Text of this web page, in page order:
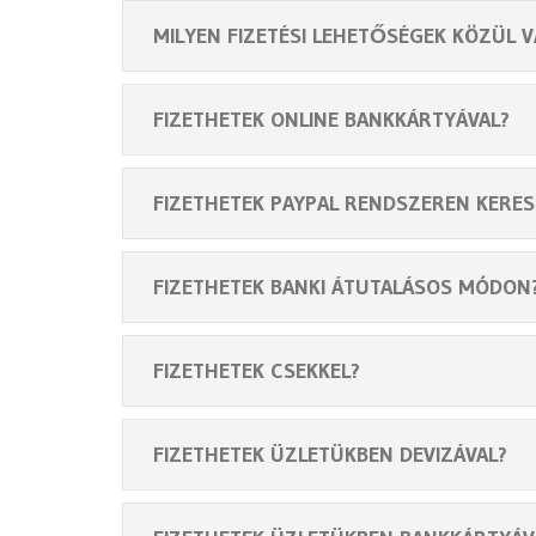
MILYEN FIZETÉSI LEHETŐSÉGEK KÖZÜL
FIZETHETEK ONLINE BANKKÁRTYÁVAL?
FIZETHETEK PAYPAL RENDSZEREN
FIZETHETEK BANKI ÁTUTALÁSOS
FIZETHETEK CSEKKEL?
FIZETHETEK ÜZLETÜKBEN DEVIZÁVAL?